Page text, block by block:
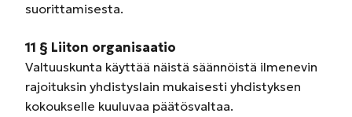
suorittamisesta.
11 § Liiton organisaatio
Valtuuskunta käyttää näistä säännöistä ilmenevin
rajoituksin yhdistyslain mukaisesti yhdistyksen
kokoukselle kuuluvaa päätösvaltaa.